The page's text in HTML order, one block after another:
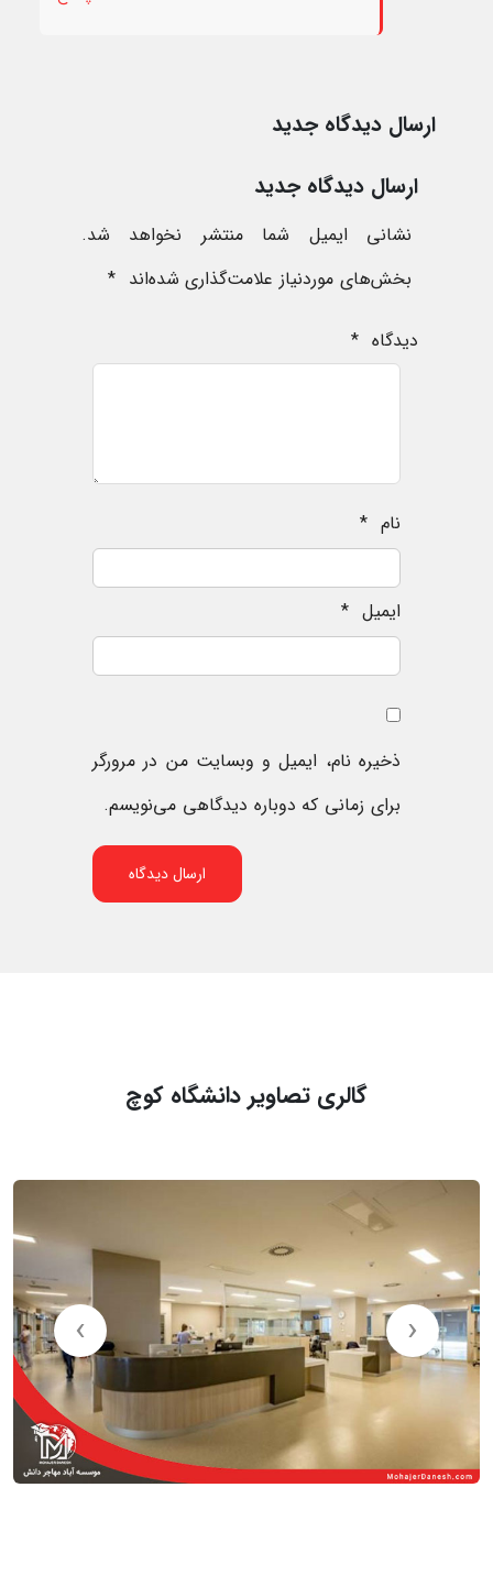
ارسال دیدگاه جدید
ارسال دیدگاه جدید
نشانی ایمیل شما منتشر نخواهد شد.
بخش‌های موردنیاز علامت‌گذاری شده‌اند *
دیدگاه *
نام *
ایمیل *
ذخیره نام، ایمیل و وبسایت من در مرورگر
برای زمانی که دوباره دیدگاهی می‌نویسم.
گالری تصاویر دانشگاه کوچ
‹
›